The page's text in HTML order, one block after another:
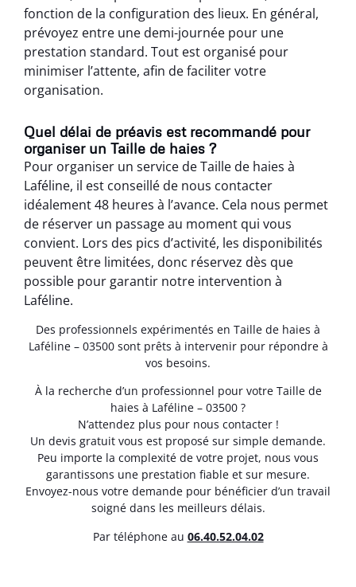
fonction de la configuration des lieux. En général,
prévoyez entre une demi-journée pour une
prestation standard. Tout est organisé pour
minimiser l’attente, afin de faciliter votre
organisation.
Quel délai de préavis est recommandé pour
organiser un Taille de haies ?
Pour organiser un service de Taille de haies à
Laféline, il est conseillé de nous contacter
idéalement 48 heures à l’avance. Cela nous permet
de réserver un passage au moment qui vous
convient. Lors des pics d’activité, les disponibilités
peuvent être limitées, donc réservez dès que
possible pour garantir notre intervention à
Laféline.
Des professionnels expérimentés en Taille de haies à
Laféline – 03500 sont prêts à intervenir pour répondre à
vos besoins.
À la recherche d’un professionnel pour votre Taille de
haies à Laféline – 03500 ?
N’attendez plus pour nous contacter !
Un devis gratuit vous est proposé sur simple demande.
Peu importe la complexité de votre projet, nous vous
garantissons une prestation fiable et sur mesure.
Envoyez-nous votre demande pour bénéficier d’un travail
soigné dans les meilleurs délais.
Par téléphone au 06.40.52.04.02